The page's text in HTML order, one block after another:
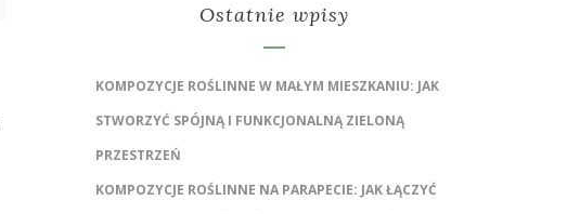
Ostatnie wpisy
KOMPOZYCJE ROŚLINNE W MAŁYM MIESZKANIU: JAK
STWORZYĆ SPÓJNĄ I FUNKCJONALNĄ ZIELONĄ
PRZESTRZEŃ
KOMPOZYCJE ROŚLINNE NA PARAPECIE: JAK ŁĄCZYĆ